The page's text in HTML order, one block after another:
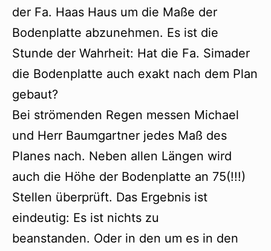
der Fa. Haas Haus um die Maße der
Bodenplatte abzunehmen. Es ist die
Stunde der Wahrheit: Hat die Fa. Simader
die Bodenplatte auch exakt nach dem Plan
gebaut?
Bei strömenden Regen messen Michael
und Herr Baumgartner jedes Maß des
Planes nach. Neben allen Längen wird
auch die Höhe der Bodenplatte an 75(!!!)
Stellen überprüft. Das Ergebnis ist
eindeutig: Es ist nichts zu
beanstanden. Oder in den um es in den